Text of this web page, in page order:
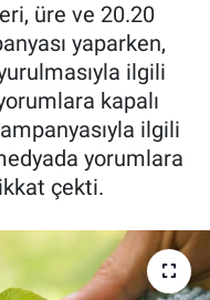
üre ve 20.20
yaparken,
ilgili
kapalı
ilgili
yorumlara
çekti.